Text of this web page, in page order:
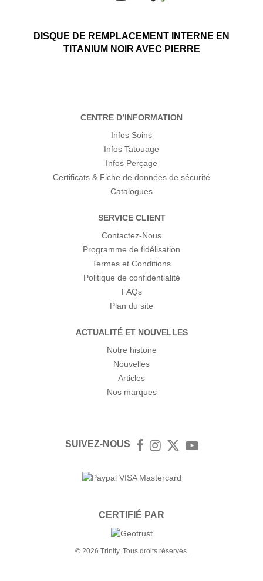
DISQUE DE REMPLACEMENT INTERNE EN
TITANIUM NOIR AVEC PIERRE
CENTRE D’INFORMATION
Infos Soins
Infos Tatouage
Infos Perçage
Certificats & Fiche de données de sécurité
Catalogues
SERVICE CLIENT
Contactez-Nous
Programme de fidélisation
Termes et Conditions
Politique de confidentialité
FAQs
Plan du site
ACTUALITÉ ET NOUVELLES
Notre histoire
Nouvelles
Articles
Nos marques
SUIVEZ-NOUS FacebookInstagram
TwitterYouTube
CERTIFIÉ PAR
© 2026 Trinity. Tous droits réservés.